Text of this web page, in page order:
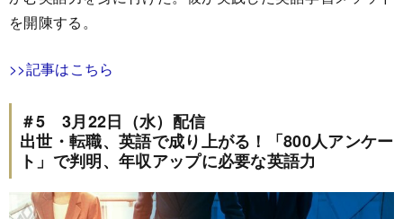
を開陳する。
>>記事はこちら
＃5 3月22日（水）配信
出世・転職、英語で成り上がる！「800人アンケー
ト」で判明、年収アップに必要な英語力